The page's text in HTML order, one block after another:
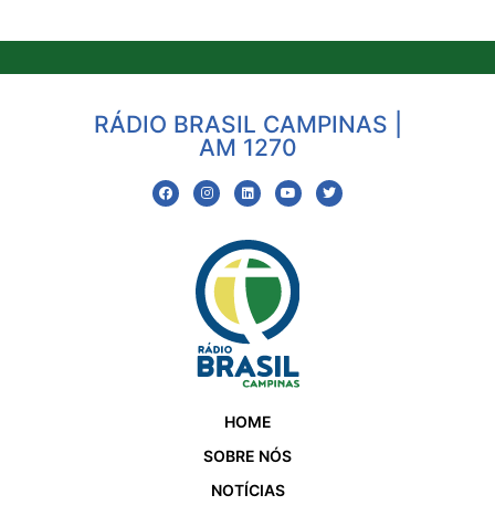
RÁDIO BRASIL CAMPINAS |
AM 1270
HOME
SOBRE NÓS
NOTÍCIAS